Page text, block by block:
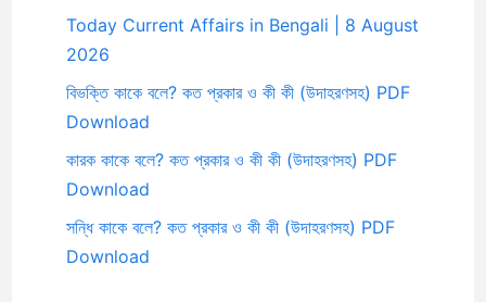
Today Current Affairs in Bengali | 8 August
2026
বিভক্তি কাকে বলে? কত প্রকার ও কী কী (উদাহরণসহ) PDF
Download
কারক কাকে বলে? কত প্রকার ও কী কী (উদাহরণসহ) PDF
Download
সন্ধি কাকে বলে? কত প্রকার ও কী কী (উদাহরণসহ) PDF
Download